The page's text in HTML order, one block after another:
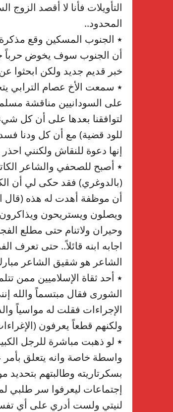
التأويلات فأنا لا أقصد
المحدود..
٭ الجنوب المسكين وقع مذكرة
أن الجنوب سوف يخوض حرباً
خبر قديم جديد ولكن ابحثوا
٭ سمعت الأخ عصام الترابي
على السودانيين مناقشة
لتوافقنا بعدها على أن كل
للود قضية) مع أن كل ودنا فسد
إنها دعوة للنقاش ولكنني
٭ أصبح للصحفي والشاعر
(بالدوغري) فقد حكى لي أن
أن موظفة أهدت له هذه (قال
ويصلون ويستريحون
وحيران ولاتنام حتى مطلع
اجابه ابنه قائلاً.. حتى تعرف
الشاعر هو شقيق الشاعر
٭ أحد ثقاة الإسلاميين ممن
الشورى فقال مبتسماً والله
الإجراءات فقلت له مواسياً
ولكنهم قطعاً يعرفون
٭ لو ذهبت مباشرة للرجل
واسطة خاصة وانه يتعلق
بسكرتاريته وطالبتهم
إجتماعات ليعرفوا سر طلبي
لنيتي ولست أدري على أي